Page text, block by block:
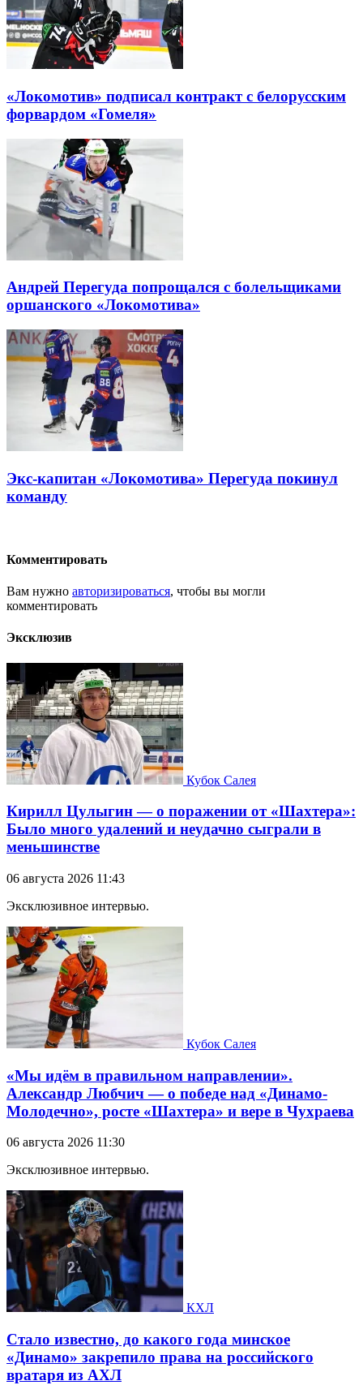
«Локомотив» подписал контракт с белорусским
форвардом «Гомеля»
Андрей Перегуда попрощался с болельщиками
оршанского «Локомотива»
Экс-капитан «Локомотива» Перегуда покинул
команду
Комментировать
Вам нужно авторизироваться, чтобы вы могли
комментировать
Эксклюзив
Кубок Салея
Кирилл Цулыгин — о поражении от «Шахтера»:
Было много удалений и неудачно сыграли в
меньшинстве
06 августа 2026 11:43
Эксклюзивное интервью.
Кубок Салея
«Мы идём в правильном направлении».
Александр Любчич — о победе над «Динамо-
Молодечно», росте «Шахтера» и вере в Чухраева
06 августа 2026 11:30
Эксклюзивное интервью.
КХЛ
Стало известно, до какого года минское
«Динамо» закрепило права на российского
вратаря из АХЛ